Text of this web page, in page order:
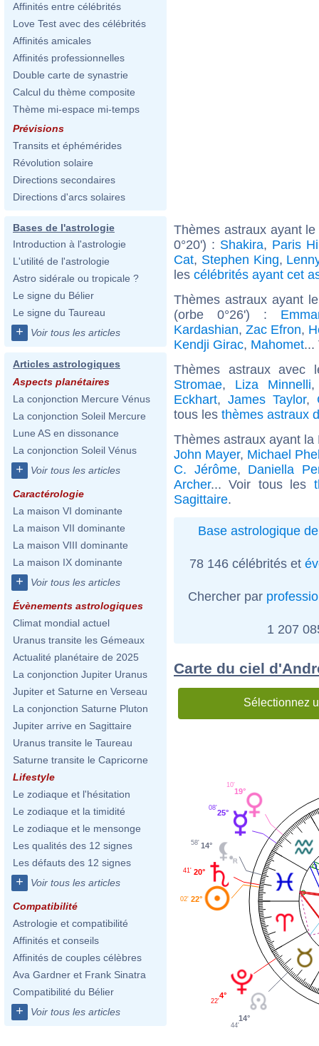
Affinités entre célébrités
Love Test avec des célébrités
Affinités amicales
Affinités professionnelles
Double carte de synastrie
Calcul du thème composite
Thème mi-espace mi-temps
Prévisions
Transits et éphémérides
Révolution solaire
Directions secondaires
Directions d'arcs solaires
Bases de l'astrologie
Introduction à l'astrologie
L'utilité de l'astrologie
Astro sidérale ou tropicale ?
Le signe du Bélier
Le signe du Taureau
+ Voir tous les articles
Articles astrologiques
Aspects planétaires
La conjonction Mercure Vénus
La conjonction Soleil Mercure
Lune AS en dissonance
La conjonction Soleil Vénus
+ Voir tous les articles
Caractérologie
La maison VI dominante
La maison VII dominante
La maison VIII dominante
La maison IX dominante
+ Voir tous les articles
Évènements astrologiques
Climat mondial actuel
Uranus transite les Gémeaux
Actualité planétaire de 2025
La conjonction Jupiter Uranus
Jupiter et Saturne en Verseau
La conjonction Saturne Pluton
Jupiter arrive en Sagittaire
Uranus transite le Taureau
Saturne transite le Capricorne
Lifestyle
Le zodiaque et l'hésitation
Le zodiaque et la timidité
Le zodiaque et le mensonge
Les qualités des 12 signes
Les défauts des 12 signes
+ Voir tous les articles
Compatibilité
Astrologie et compatibilité
Affinités et conseils
Affinités de couples célèbres
Ava Gardner et Frank Sinatra
Compatibilité du Bélier
+ Voir tous les articles
Thèmes astraux ayant
0°20') : Shakira, Paris
Cat, Stephen King,
les célébrités ayant cet
Thèmes astraux ayant
(orbe 0°26') :
Kardashian, Zac Efron,
Kendji Girac, Mahomet...
Thèmes astraux
Stromae, Liza Minnelli
Eckhart, James Taylor,
tous les thèmes astraux
Thèmes astraux ayant
John Mayer, Michael
C. Jérôme, Daniella
Archer... Voir tous les
Sagittaire.
Base astrologique
78 146 célébrités et
Chercher par
1 207
Carte du ciel
Sélectionnez
19°
10'
25°
08'
14°
58'
20°
41'
22°
02'
4°
22'
14°
44'